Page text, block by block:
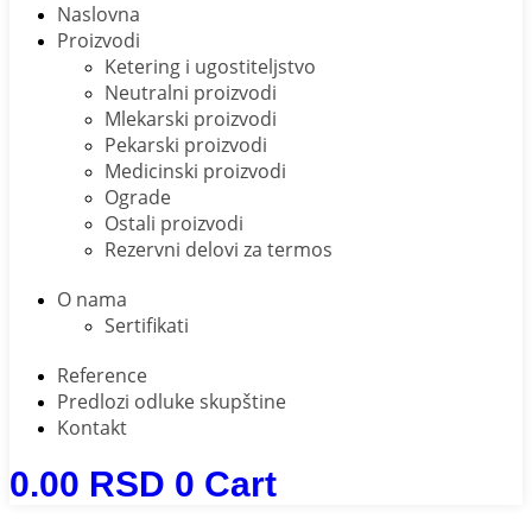
Naslovna
Proizvodi
Ketering i ugostiteljstvo
Neutralni proizvodi
Mlekarski proizvodi
Pekarski proizvodi
Medicinski proizvodi
Ograde
Ostali proizvodi
Rezervni delovi za termos
O nama
Sertifikati
Reference
Predlozi odluke skupštine
Kontakt
0.00 RSD 0 Cart